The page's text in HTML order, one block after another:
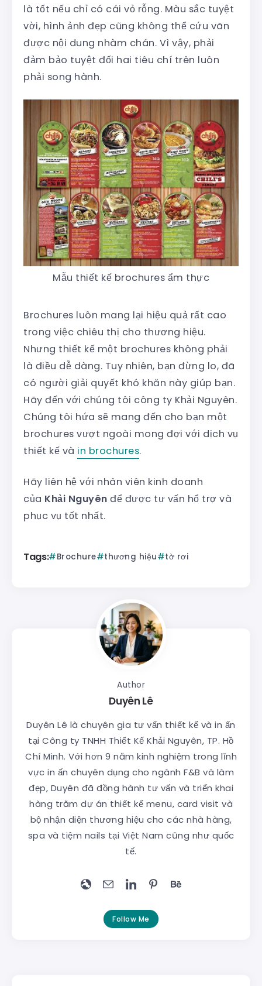
là tốt nếu chỉ có cái vỏ rỗng. Màu sắc tuyệt
vời, hình ảnh đẹp cũng không thể cứu vãn
được nội dung nhàm chán. Vì vậy, phải
đảm bảo tuyệt đối hai tiêu chí trên luôn
phải song hành.
Mẫu thiết kế brochures ẩm thực
Brochures luôn mang lại hiệu quả rất cao
trong việc chiêu thị cho thương hiệu.
Nhưng thiết kế một brochures không phải
là điều dễ dàng. Tuy nhiên, bạn đừng lo, đã
có người giải quyết khó khăn này giúp bạn.
Hãy đến với chúng tôi công ty Khải Nguyên.
Chúng tôi hứa sẽ mang đến cho bạn một
brochures vượt ngoài mong đợi với dịch vụ
thiết kế và in brochures.
Hãy liên hệ với nhân viên kinh doanh
của Khải Nguyên để được tư vấn hổ trợ và
phục vụ tốt nhất.
Tags: Brochure thương hiệu tờ rơi
Author
Duyên Lê
Duyên Lê là chuyên gia tư vấn thiết kế và in ấn
tại Công ty TNHH Thiết Kế Khải Nguyên, TP. Hồ
Chí Minh. Với hơn 9 năm kinh nghiệm trong lĩnh
vực in ấn chuyên dụng cho ngành F&B và làm
đẹp, Duyên đã đồng hành tư vấn và triển khai
hàng trăm dự án thiết kế menu, card visit và
bộ nhận diện thương hiệu cho các nhà hàng,
spa và tiệm nails tại Việt Nam cũng như quốc
tế.
Follow Me